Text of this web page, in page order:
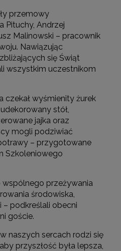
przemowy
Pituchy, Andrzej
Malinowski – pracownik
Nawiązując
się Świąt
wszystkim uczestnikom
czekał wyśmienity żurek
stół,
jajka oraz
mogli podziwiać
– przygotowane
Szkoleniowego
wspólnego przeżywania
środowiska,
– podkreślali obecni
goście.
naszych sercach rodzi się
przyszłość była lepsza,